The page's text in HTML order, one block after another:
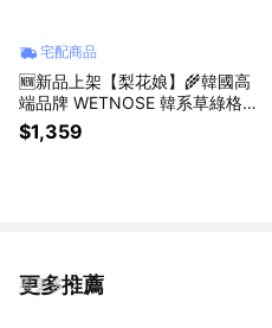
宅配商品
🆕新品上架【梨花娘】🌾韓國高
端品牌 WETNOSE 韓系草綠格
紋慢食嗅覺墊・微醺貓薄荷刀叉
玩具三件組(手工製作，等待期約
$1,359
更多推薦
看更多